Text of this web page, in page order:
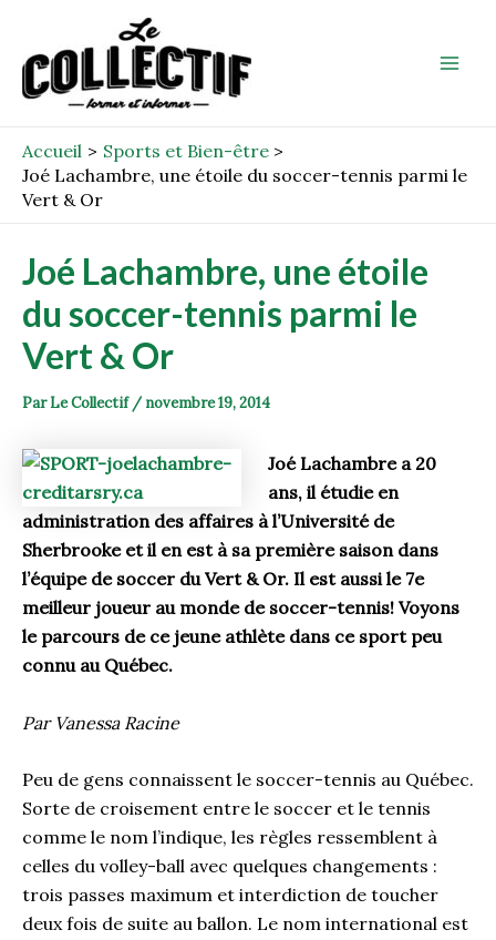
contenu
Accueil
Sports et Bien-être
Joé Lachambre, une étoile du soccer-tennis parmi le
Vert & Or
Joé Lachambre, une étoile
du soccer-tennis parmi le
Vert & Or
ParLe Collectif / novembre 19, 2014
Joé Lachambre a 20
ans, il étudie en
administration des affaires à l’Université de
Sherbrooke et il en est à sa première saison dans
l’équipe de soccer du Vert & Or. Il est aussi le 7e
meilleur joueur au monde de soccer-tennis! Voyons
le parcours de ce jeune athlète dans ce sport peu
connu au Québec.
Par Vanessa Racine
Peu de gens connaissent le soccer-tennis au Québec.
Sorte de croisement entre le soccer et le tennis
comme le nom l’indique, les règles ressemblent à
celles du volley-ball avec quelques changements :
trois passes maximum et interdiction de toucher
deux fois de suite au ballon. Le nom international est
navigation